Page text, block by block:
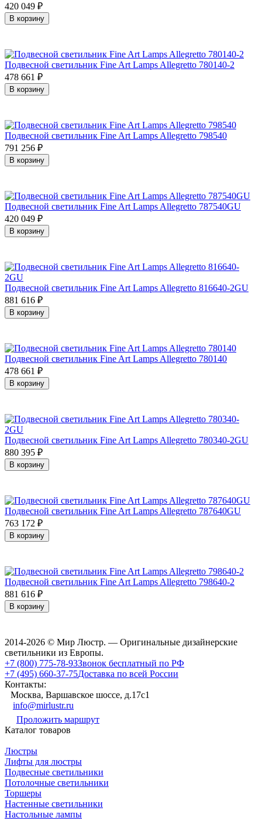
420 049 ₽
В корзину
Подвесной светильник Fine Art Lamps Allegretto 780140-2
478 661 ₽
В корзину
Подвесной светильник Fine Art Lamps Allegretto 798540
791 256 ₽
В корзину
Подвесной светильник Fine Art Lamps Allegretto 787540GU
420 049 ₽
В корзину
Подвесной светильник Fine Art Lamps Allegretto 816640-2GU
881 616 ₽
В корзину
Подвесной светильник Fine Art Lamps Allegretto 780140
478 661 ₽
В корзину
Подвесной светильник Fine Art Lamps Allegretto 780340-2GU
880 395 ₽
В корзину
Подвесной светильник Fine Art Lamps Allegretto 787640GU
763 172 ₽
В корзину
Подвесной светильник Fine Art Lamps Allegretto 798640-2
881 616 ₽
В корзину
2014-2026 © Мир Люстр. — Оригинальные дизайнерские
светильники из Европы.
+7 (800) 775-78-93Звонок бесплатный по РФ
+7 (495) 660-37-75Доставка по всей России
Контакты:
Москва, Варшавское шоссе, д.17c1
info@mirlustr.ru
Проложить маршрут
Каталог товаров
Люстры
Лифты для люстры
Подвесные светильники
Потолочные светильники
Торшеры
Настенные светильники
Настольные лампы